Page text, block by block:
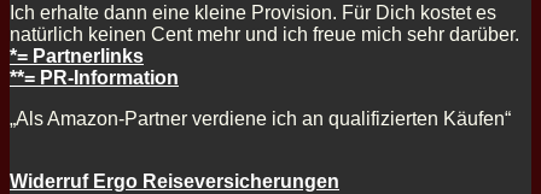
Ich erhalte dann eine kleine Provision. Für Dich kostet es
natürlich keinen Cent mehr und ich freue mich sehr darüber.
*= Partnerlinks
**= PR-Information
„Als Amazon-Partner verdiene ich an qualifizierten Käufen“
Widerruf Ergo Reiseversicherungen